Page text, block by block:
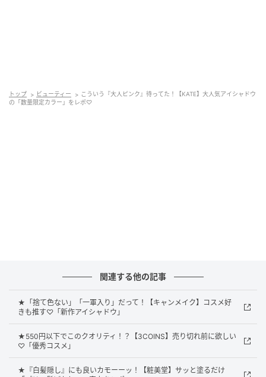
ピンクトーン
チュチュピンクポップは、やわらかなピンクトーンで
ありながらグレージュを忍ばせたような、甘さだけに
寄らない印象のパレット。淡い発色が肌になじみやす
トップ ビューティー
こういう『大人ピンク』待ってた！【KATE】大人気アイシャドウ
の「数量限定カラー」をレポ♡
関連する他の記事
★「捨て色ない」「一軍入り」だって！【キャンメイク】コスメ好
きも推す♡「新作アイシャドウ」
★550円以下でこのクオリティ！？【3COINS】売り切れ前に欲しい
♡「優秀コスメ」
★『白髪隠し』にも良いカモーーッ！【粧美堂】サッと塗るだけ